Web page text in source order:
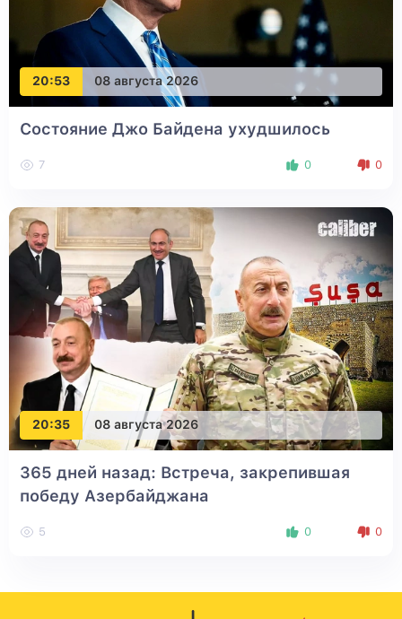
20:53 08 августа 2026
Состояние Джо Байдена ухудшилось
7 0 0
20:35 08 августа 2026
365 дней назад: Встреча, закрепившая
победу Азербайджана
5 0 0